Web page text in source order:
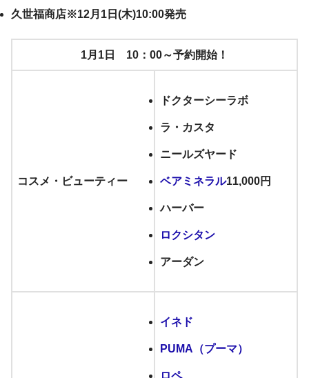
久世福商店※12月1日(木)10:00発売
1月1日 10：00～予約開始！
コスメ・ビューティー
ドクターシーラボ
ラ・カスタ
ニールズヤード
ベアミネラル11,000円
ハーバー
ロクシタン
アーダン
イネド
PUMA（プーマ）
ロペ